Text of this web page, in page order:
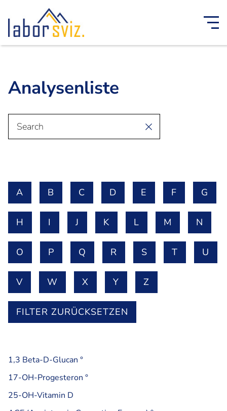
Analysenliste
A B C D E F G
H I J K L M N
O P Q R S T U
V W X Y Z
FILTER ZURÜCKSETZEN
1,3 Beta-D-Glucan °
17-OH-Progesteron °
25-OH-Vitamin D